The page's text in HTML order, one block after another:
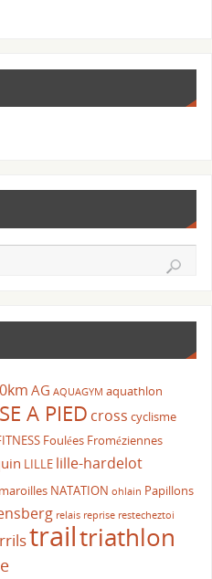
AG AQUAGYM aquathlon
A PIED cross cyclisme
Foulées Froméziennes
LILLE lille-hardelot
maroilles NATATION ohlain Papillons
relais reprise restecheztoi
trailtriathlon